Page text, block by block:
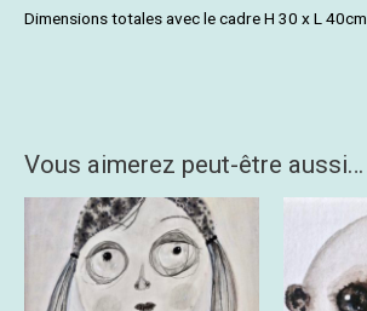
Dimensions totales avec le cadre H 30 x L 40cm
Vous aimerez peut-être aussi…